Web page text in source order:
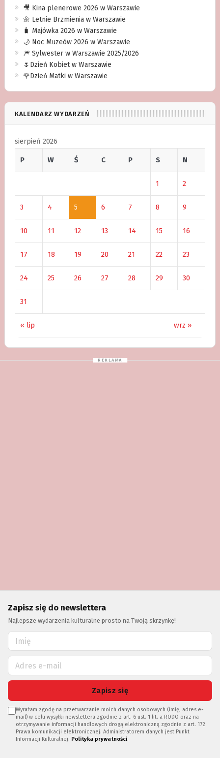
🎥 Kina plenerowe 2026 w Warszawie
🌼 Letnie Brzmienia w Warszawie
🧳 Majówka 2026 w Warszawie
🌙 Noc Muzeów 2026 w Warszawie
🎆 Sylwester w Warszawie 2025/2026
🌷Dzień Kobiet w Warszawie
🌹Dzień Matki w Warszawie
KALENDARZ WYDARZEŃ
sierpień 2026
P W Ś C P S N
« lip wrz »
1 2
3 4 5 6 7 8 9
10 11 12 13 14 15 16
17 18 19 20 21 22 23
24 25 26 27 28 29 30
31
Zapisz się do newslettera
Najlepsze wydarzenia kulturalne prosto na Twoją skrzynkę!
Zapisz się
Wyrażam zgodę na przetwarzanie moich danych osobowych (imię, adres e-
mail) w celu wysyłki newslettera zgodnie z art. 6 ust. 1 lit. a RODO oraz na
otrzymywanie informacji handlowych drogą elektroniczną zgodnie z art. 172
Prawa komunikacji elektronicznej. Administratorem danych jest Punkt
Informacji Kulturalnej. Polityka prywatności.